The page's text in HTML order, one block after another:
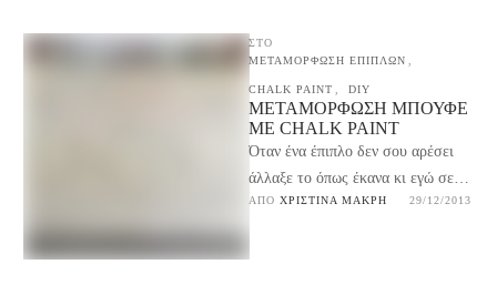
ΣΤΟ
ΜΕΤΑΜΟΡΦΩΣΗ ΕΠΙΠΛΩΝ
CHALK PAINT DIY
ΜΕΤΑΜΌΡΦΩΣΗ ΜΠΟΥΦΈ
ΜΕ CHALK PAINT
Όταν ένα έπιπλο δεν σου αρέσει
άλλαξε τo όπως έκανα κι εγώ σε
αυτή την μεταμόρφωση μπουφέ με
ΑΠΌ ΧΡΙΣΤΊΝΑ ΜΑΚΡΉ 29/12/2013